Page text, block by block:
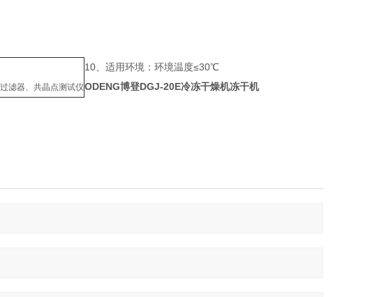
滤器、共晶点测试仪
10、适用环境：环境温度≤30℃
ODENG博登DGJ-20E冷冻干燥机冻干机